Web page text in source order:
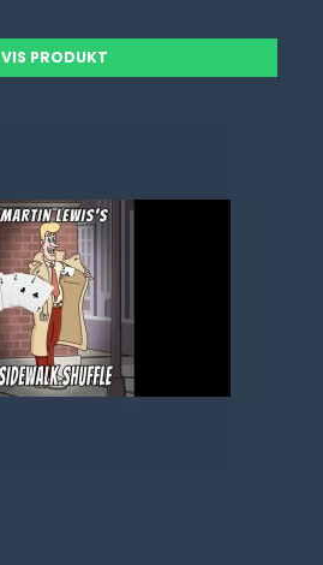
VIS PRODUKT